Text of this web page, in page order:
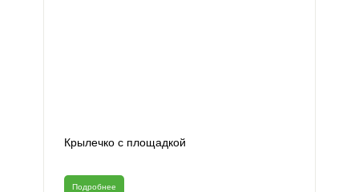
Крылечко с площадкой
Подробнее